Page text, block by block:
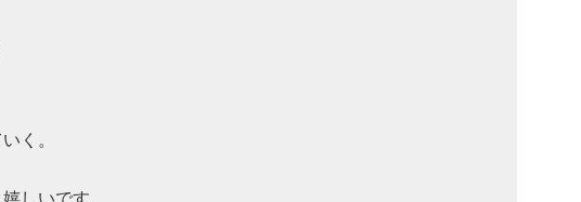
く。
しいです。